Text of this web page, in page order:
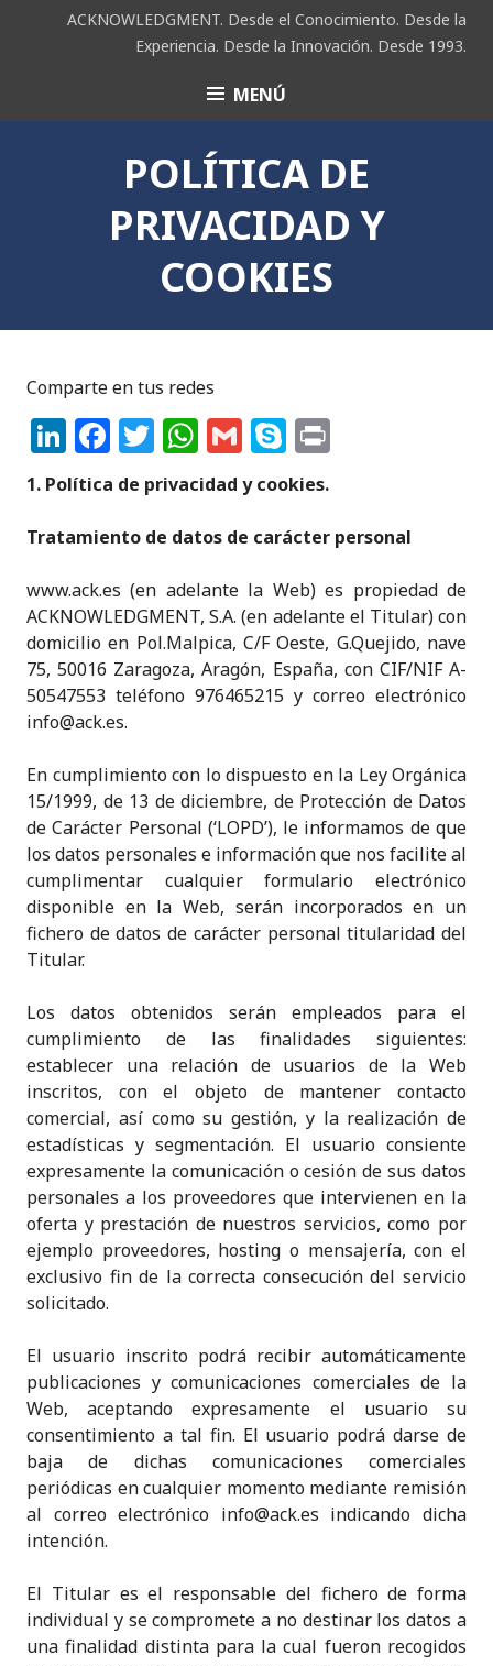
ACKNOWLEDGMENT. Desde el Conocimiento. Desde la
Experiencia. Desde la Innovación. Desde 1993.
ACK MENÚ
POLÍTICA DE
PRIVACIDAD Y
COOKIES
Comparte en tus redes
Li
n
k
e
dI
n
F
a
c
e
b
o
o
k
T
w
it
te
r
W
h
a
ts
A
p
p
G
m
ai
l
S
k
y
p
e
t
1. Política de privacidad y cookies.
Tratamiento de datos de carácter personal
www.ack.es (en adelante la Web) es propiedad de
ACKNOWLEDGMENT, S.A. (en adelante el Titular) con
domicilio en Pol.Malpica, C/F Oeste, G.Quejido, nave
75, 50016 Zaragoza, Aragón, España, con CIF/NIF A-
50547553 teléfono 976465215 y correo electrónico
info@ack.es.
En cumplimiento con lo dispuesto en la Ley Orgánica
15/1999, de 13 de diciembre, de Protección de Datos
de Carácter Personal (‘LOPD’), le informamos de que
los datos personales e información que nos facilite al
cumplimentar cualquier formulario electrónico
disponible en la Web, serán incorporados en un
fichero de datos de carácter personal titularidad del
Titular.
Los datos obtenidos serán empleados para el
cumplimiento de las finalidades siguientes:
establecer una relación de usuarios de la Web
inscritos, con el objeto de mantener contacto
comercial, así como su gestión, y la realización de
estadísticas y segmentación. El usuario consiente
expresamente la comunicación o cesión de sus datos
personales a los proveedores que intervienen en la
oferta y prestación de nuestros servicios, como por
ejemplo proveedores, hosting o mensajería, con el
exclusivo fin de la correcta consecución del servicio
solicitado.
El usuario inscrito podrá recibir automáticamente
publicaciones y comunicaciones comerciales de la
Web, aceptando expresamente el usuario su
consentimiento a tal fin. El usuario podrá darse de
baja de dichas comunicaciones comerciales
periódicas en cualquier momento mediante remisión
al correo electrónico info@ack.es indicando dicha
intención.
El Titular es el responsable del fichero de forma
individual y se compromete a no destinar los datos a
una finalidad distinta para la cual fueron recogidos